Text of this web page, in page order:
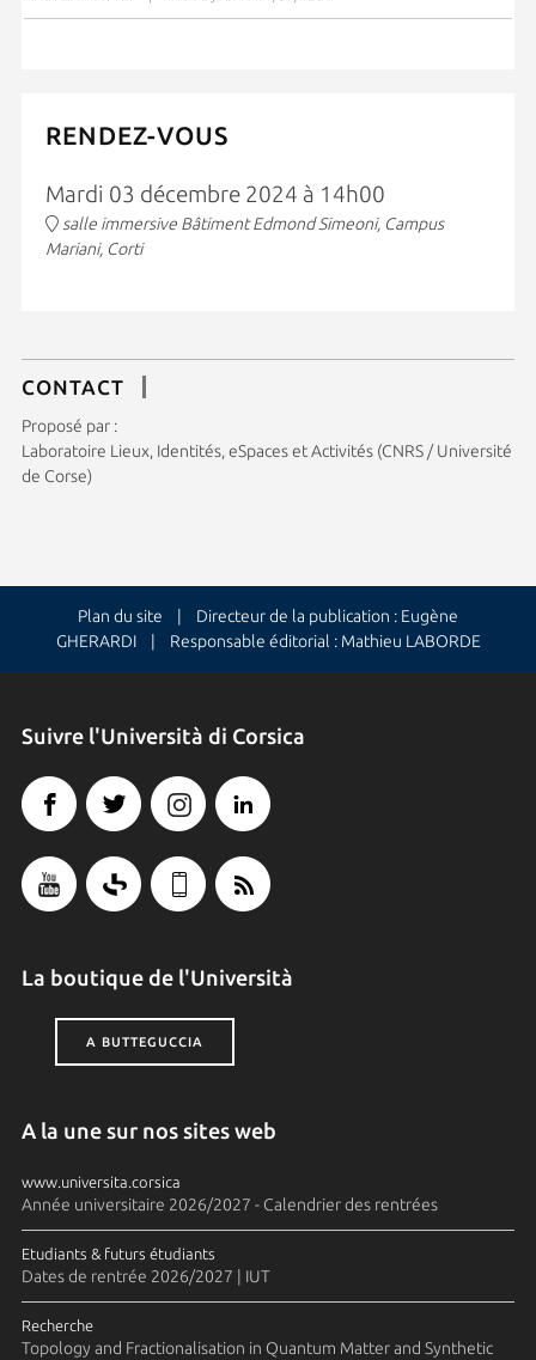
RENDEZ-VOUS
Mardi 03 décembre 2024 à 14h00
salle immersive Bâtiment Edmond Simeoni, Campus
Mariani, Corti
CONTACT
Proposé par :
Laboratoire Lieux, Identités, eSpaces et Activités (CNRS / Université
de Corse)
Plan du site | Directeur de la publication : Eugène
GHERARDI | Responsable éditorial : Mathieu LABORDE
Suivre l'Università di Corsica
La boutique de l'Università
A BUTTEGUCCIA
A la une sur nos sites web
www.universita.corsica
Année universitaire 2026/2027 - Calendrier des rentrées
Etudiants & futurs étudiants
Dates de rentrée 2026/2027 | IUT
Recherche
Topology and Fractionalisation in Quantum Matter and Synthetic